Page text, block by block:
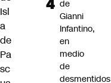
Isl
a
de
Pa
sc
de
Gianni
Infantino,
en
medio
de
desmentidos